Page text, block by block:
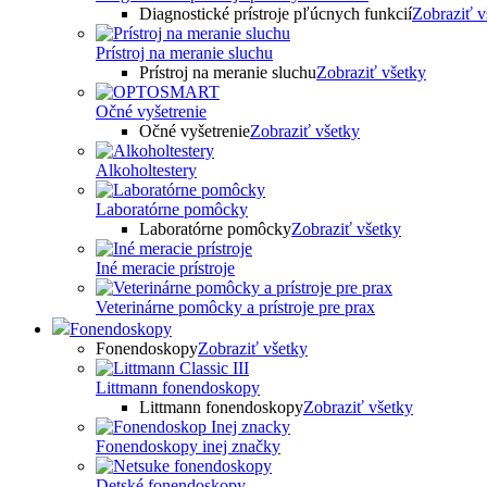
Diagnostické prístroje pľúcnych funkciíZobraziť
Prístroj na meranie sluchu
Prístroj na meranie sluchuZobraziť všetky
Očné vyšetrenie
Očné vyšetrenieZobraziť všetky
Alkoholtestery
Laboratórne pomôcky
Laboratórne pomôckyZobraziť všetky
Iné meracie prístroje
Veterinárne pomôcky a prístroje pre prax
Fonendoskopy
FonendoskopyZobraziť všetky
Littmann fonendoskopy
Littmann fonendoskopyZobraziť všetky
Fonendoskopy inej značky